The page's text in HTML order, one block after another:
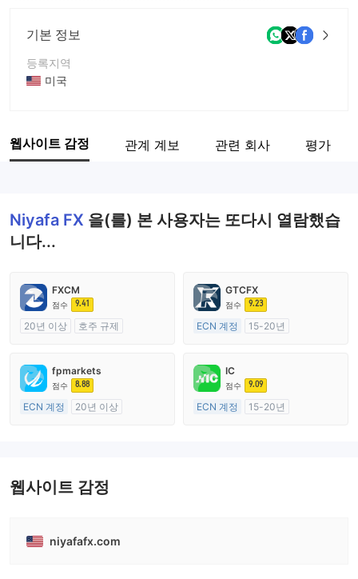
기본 정보
등록지역
미국
회사 전체 이름
웹사이트 감정 관계 계보 관련 회사 평가
Niyafa FX 을(를) 본 사용자는 또다시 열람했습
니다...
FXCM
점수 9.41
20년 이상
호주 규제
마스터 레이블 MT4
GTCFX
점수 9.23
ECN 계정
15-20년
외환 거래 라이선스 (MM)
마스터 레이블 MT4
fpmarkets
점수 8.88
ECN 계정
20년 이상
IC
점수 9.09
ECN 계정
15-20년
웹사이트 감정
niyafafx.com